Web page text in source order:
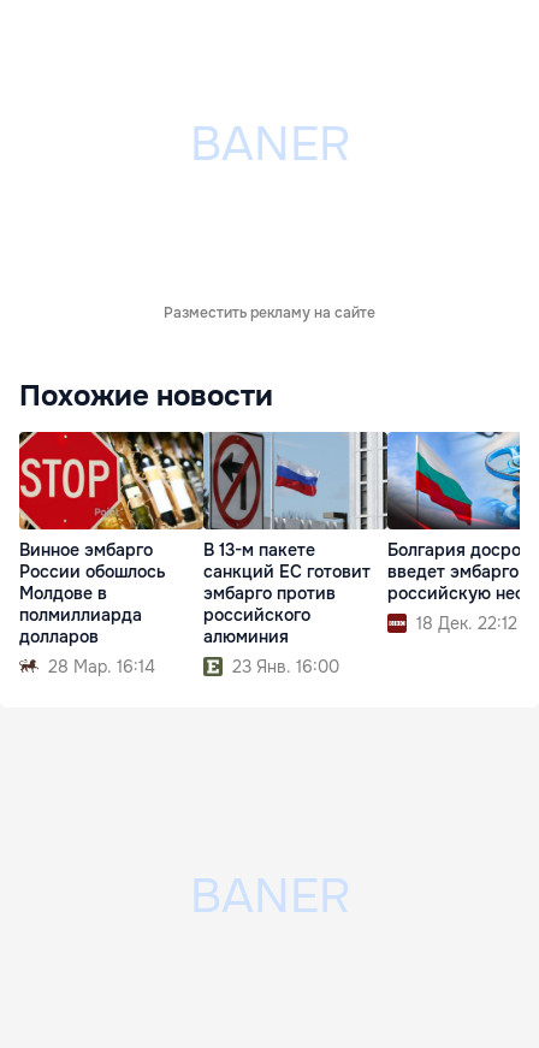
Разместить рекламу на сайте
Похожие новости
Винное эмбарго
России обошлось
Молдове в
полмиллиарда
долларов
28 Мар. 16:14
В 13-м пакете
санкций ЕС готовит
эмбарго против
российского
алюминия
23 Янв. 16:00
Болгария
введет эмбарго
российскую
18 Дек. 22:12